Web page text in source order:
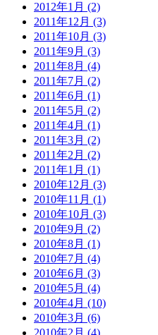
2012年1月 (2)
2011年12月 (3)
2011年10月 (3)
2011年9月 (3)
2011年8月 (4)
2011年7月 (2)
2011年6月 (1)
2011年5月 (2)
2011年4月 (1)
2011年3月 (2)
2011年2月 (2)
2011年1月 (1)
2010年12月 (3)
2010年11月 (1)
2010年10月 (3)
2010年9月 (2)
2010年8月 (1)
2010年7月 (4)
2010年6月 (3)
2010年5月 (4)
2010年4月 (10)
2010年3月 (6)